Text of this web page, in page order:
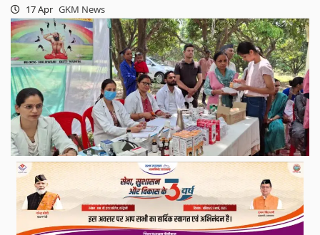
17 Apr GKM News